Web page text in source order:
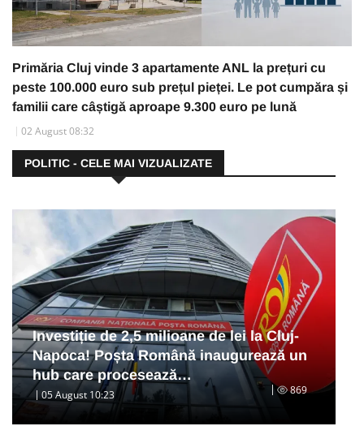
Primăria Cluj vinde 3 apartamente ANL la prețuri cu
peste 100.000 euro sub prețul pieței. Le pot cumpăra și
familii care câștigă aproape 9.300 euro pe lună
02 August 08:32
POLITIC - CELE MAI VIZUALIZATE
Investiție de 2,5 milioane de lei la Cluj-
Napoca! Poșta Română inaugurează un
hub care procesează…
05 August 10:23 869